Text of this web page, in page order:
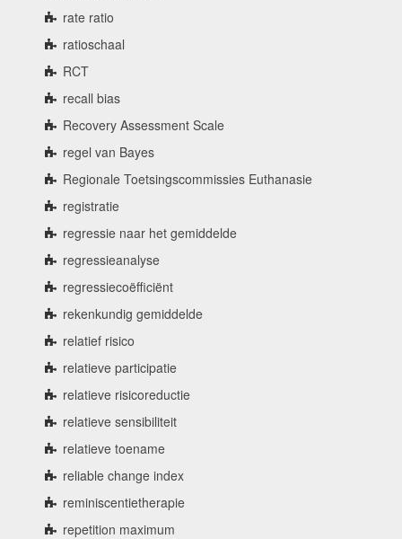
rate ratio
ratioschaal
RCT
recall bias
Recovery Assessment Scale
regel van Bayes
Regionale Toetsingscommissies Euthanasie
registratie
regressie naar het gemiddelde
regressieanalyse
regressiecoëfficiënt
rekenkundig gemiddelde
relatief risico
relatieve participatie
relatieve risicoreductie
relatieve sensibiliteit
relatieve toename
reliable change index
reminiscentietherapie
repetition maximum